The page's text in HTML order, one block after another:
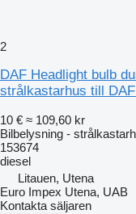
2
DAF Headlight bulb
strålkastarhus till
10 € ≈ 109,60 kr
Bilbelysning -
153674
diesel
Litauen, Utena
Euro Impex Utena, UAB
Kontakta säljaren